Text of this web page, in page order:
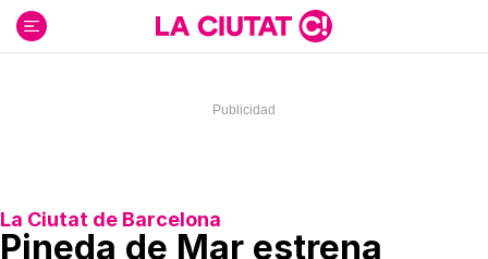
contenido
La Ciutat de Barcelona
Pineda de Mar estrena